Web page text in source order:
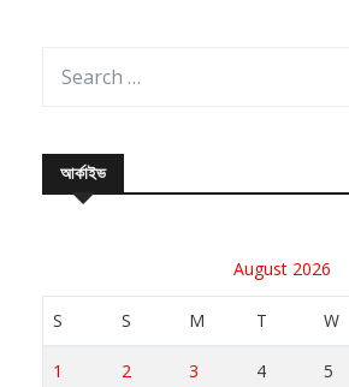
আর্কাইভ
August 2026
S S M T W
1 2 3 4 5